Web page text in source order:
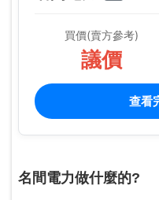
買價(賣方參考)
議價
查看
名間電力做什麼的?